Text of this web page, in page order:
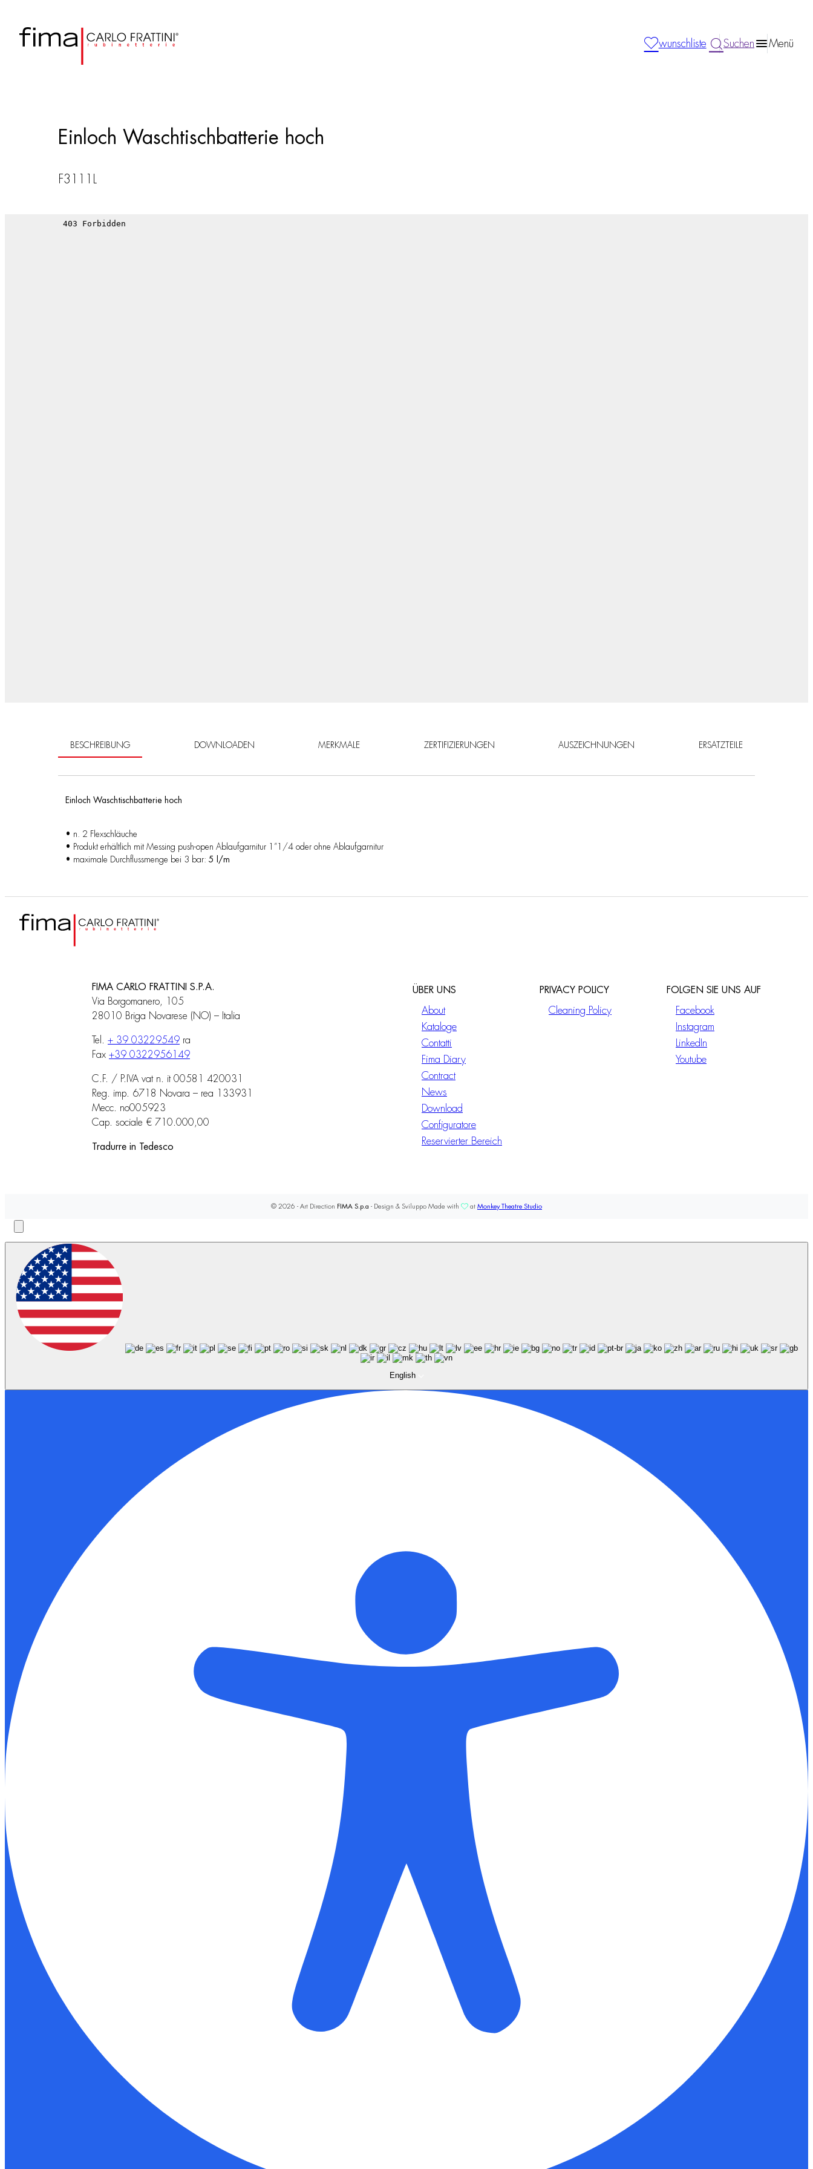
wunschliste Suchen Menü
Einloch Waschtischbatterie hoch
F3111L
BESCHREIBUNG DOWNLOADEN MERKMALE ZERTIFIZIERUNGEN AUSZEICHNUNGEN ERSATZTEILE
Einloch Waschtischbatterie hoch
• n. 2 Flexschläuche
• Produkt erhältlich mit Messing push-open Ablaufgarnitur 1”1/4 oder ohne Ablaufgarnitur
• maximale Durchflussmenge bei 3 bar: 5 l/m
FIMA CARLO FRATTINI S.P.A.
Via Borgomanero, 105
28010 Briga Novarese (NO) – Italia
Tel. + 39 03229549 ra
Fax +39 0322956149
C.F. / P.IVA vat n. it 00581 420031
Reg. imp. 6718 Novara – rea 133931
Mecc. no005923
Cap. sociale € 710.000,00
Tradurre in Tedesco
ÜBER UNS
About
Kataloge
Contatti
Fima Diary
Contract
News
Download
Configuratore
Reservierter Bereich
PRIVACY POLICY
Cleaning Policy
FOLGEN SIE UNS AUF
Facebook
Instagram
LinkedIn
Youtube
© 2026 - Art Direction FIMA S.p.a - Design & Sviluppo Made with at Monkey Theatre Studio
English